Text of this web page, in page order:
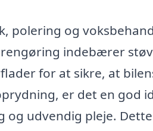
polering og
indebærer
for at sikre, at
er det en god
udvendig pleje.